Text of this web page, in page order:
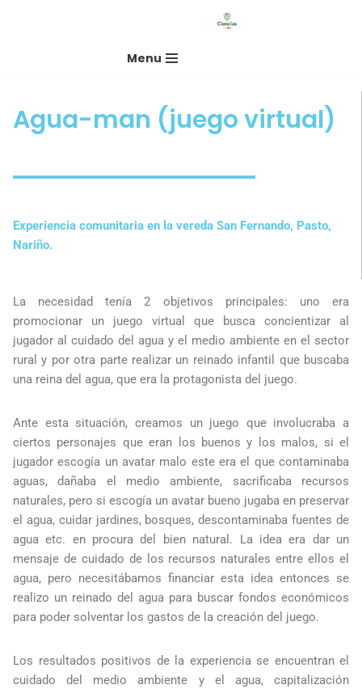
Menu
Agua-man (juego virtual)
Experiencia comunitaria en la vereda San Fernando, Pasto,
Nariño.
La necesidad tenía 2 objetivos principales: uno era
promocionar un juego virtual que busca concientizar al
jugador al cuidado del agua y el medio ambiente en el sector
rural y por otra parte realizar un reinado infantil que buscaba
una reina del agua, que era la protagonista del juego.
Ante esta situación, creamos un juego que involucraba a
ciertos personajes que eran los buenos y los malos, si el
jugador escogía un avatar malo este era el que contaminaba
aguas, dañaba el medio ambiente, sacrificaba recursos
naturales, pero si escogía un avatar bueno jugaba en preservar
el agua, cuidar jardines, bosques, descontaminaba fuentes de
agua etc. en procura del bien natural. La idea era dar un
mensaje de cuidado de los recursos naturales entre ellos el
agua, pero necesitábamos financiar esta idea entonces se
realizo un reinado del agua para buscar fondos económicos
para poder solventar los gastos de la creación del juego.
Los resultados positivos de la experiencia se encuentran el
cuidado del medio ambiente y el agua, capitalización